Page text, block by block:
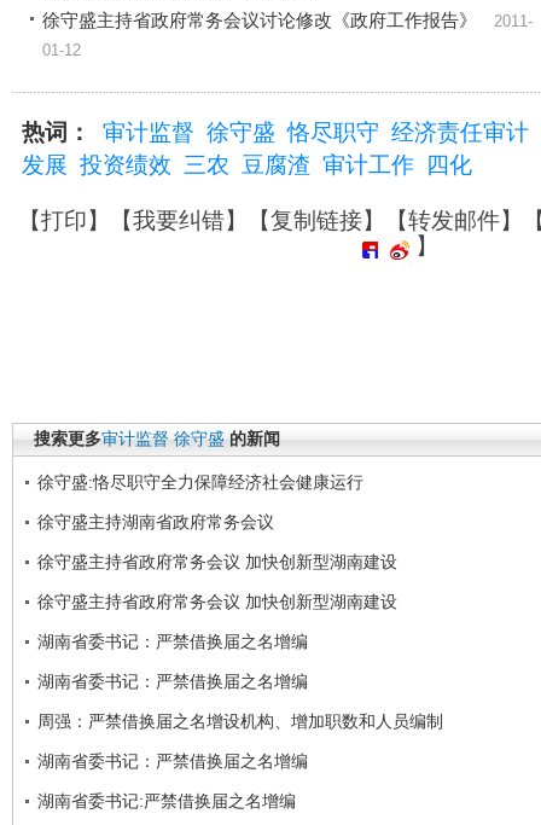
徐守盛主持省政府常务会议讨论修改《政府工作报告》 2011-
01-12
热词： 审计监督 徐守盛 恪尽职守 经济责任审计
发展 投资绩效 三农 豆腐渣 审计工作 四化
【打印】【我要纠错】【复制链接】【转发邮件】
】
搜索更多审计监督 徐守盛 的新闻
徐守盛:恪尽职守全力保障经济社会健康运行
徐守盛主持湖南省政府常务会议
徐守盛主持省政府常务会议 加快创新型湖南建设
徐守盛主持省政府常务会议 加快创新型湖南建设
湖南省委书记：严禁借换届之名增编
湖南省委书记：严禁借换届之名增编
周强：严禁借换届之名增设机构、增加职数和人员编制
湖南省委书记：严禁借换届之名增编
湖南省委书记:严禁借换届之名增编